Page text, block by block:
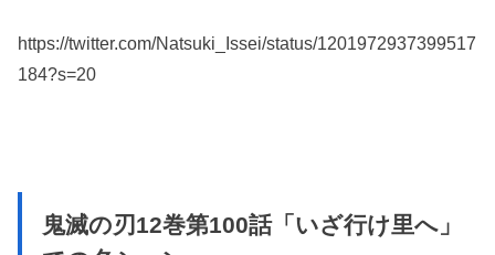
https://twitter.com/Natsuki_Issei/status/1201972937399517
184?s=20
鬼滅の刃12巻第100話「いざ行け里へ」